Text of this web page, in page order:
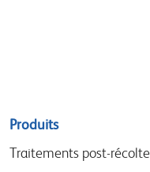
Sitemap
menu
Produits
Traitements post-récolte